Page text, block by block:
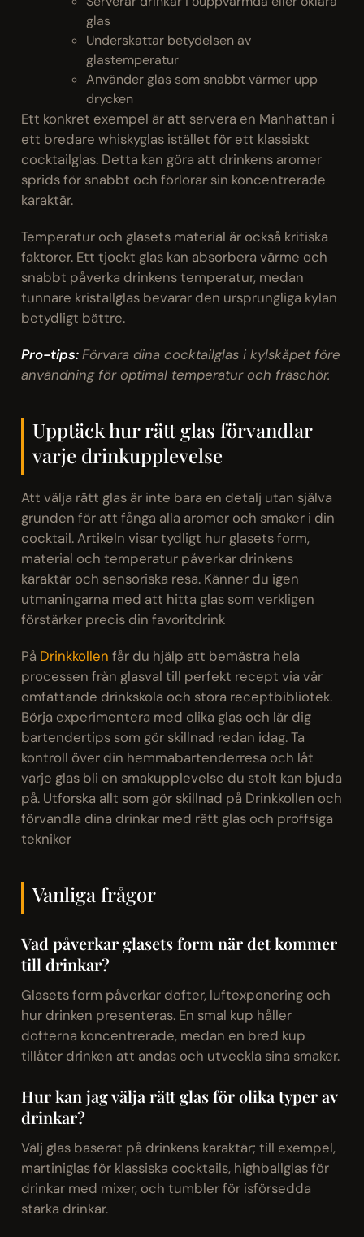
glas
Underskattar betydelsen av
glastemperatur
Använder glas som snabbt värmer upp
drycken
Ett konkret exempel är att servera en Manhattan i
ett bredare whiskyglas istället för ett klassiskt
cocktailglas. Detta kan göra att drinkens aromer
sprids för snabbt och förlorar sin koncentrerade
karaktär.
Temperatur och glasets material är också kritiska
faktorer. Ett tjockt glas kan absorbera värme och
snabbt påverka drinkens temperatur, medan
tunnare kristallglas bevarar den ursprungliga kylan
betydligt bättre.
Pro-tips:Förvara dina cocktailglas i kylskåpet före
användning för optimal temperatur och fräschör.
Upptäck hur rätt glas förvandlar
varje drinkupplevelse
Att välja rätt glas är inte bara en detalj utan själva
grunden för att fånga alla aromer och smaker i din
cocktail. Artikeln visar tydligt hur glasets form,
material och temperatur påverkar drinkens
karaktär och sensoriska resa. Känner du igen
utmaningarna med att hitta glas som verkligen
förstärker precis din favoritdrink
På Drinkkollen får du hjälp att bemästra hela
processen från glasval till perfekt recept via vår
omfattande drinkskola och stora receptbibliotek.
Börja experimentera med olika glas och lär dig
bartendertips som gör skillnad redan idag. Ta
kontroll över din hemmabartenderresa och låt
varje glas bli en smakupplevelse du stolt kan bjuda
på. Utforska allt som gör skillnad på Drinkkollen och
förvandla dina drinkar med rätt glas och proffsiga
tekniker
Vanliga frågor
Vad påverkar glasets form när det kommer
till drinkar?
Glasets form påverkar dofter, luftexponering och
hur drinken presenteras. En smal kup håller
dofterna koncentrerade, medan en bred kup
tillåter drinken att andas och utveckla sina smaker.
Hur kan jag välja rätt glas för olika typer av
drinkar?
Välj glas baserat på drinkens karaktär; till exempel,
martiniglas för klassiska cocktails, highballglas för
drinkar med mixer, och tumbler för isförsedda
starka drinkar.